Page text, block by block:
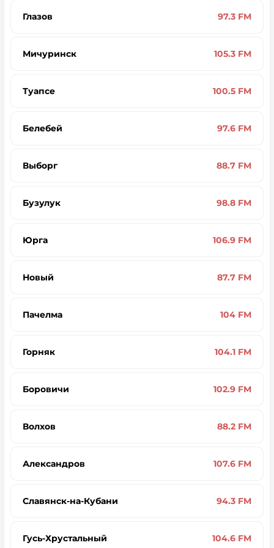
Глазов 97.3 FM
Мичуринск 105.3 FM
Туапсе 100.5 FM
Белебей 97.6 FM
Выборг 88.7 FM
Бузулук 98.8 FM
Юрга 106.9 FM
Новый 87.7 FM
Пачелма 104 FM
Горняк 104.1 FM
Боровичи 102.9 FM
Волхов 88.2 FM
Александров 107.6 FM
Славянск-на-Кубани 94.3 FM
Гусь-Хрустальный 104.6 FM